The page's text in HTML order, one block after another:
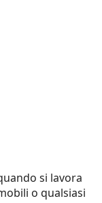
si lavora
o qualsiasi